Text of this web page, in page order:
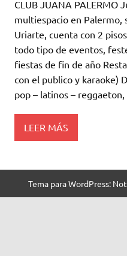
CLUB JUANA PALERMO
multiespacio en Palermo,
Uriarte, cuenta con 2
todo tipo de eventos,
fiestas de fin de año
con el publico y karaoke)
pop – latinos –
LEER MÁS
Tema para WordPress: